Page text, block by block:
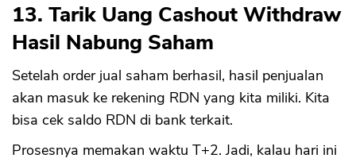
13. Tarik Uang Cashout Withdraw
Hasil Nabung Saham
Setelah order jual saham berhasil, hasil penjualan
akan masuk ke rekening RDN yang kita miliki. Kita
bisa cek saldo RDN di bank terkait.
Prosesnya memakan waktu T+2. Jadi, kalau hari ini